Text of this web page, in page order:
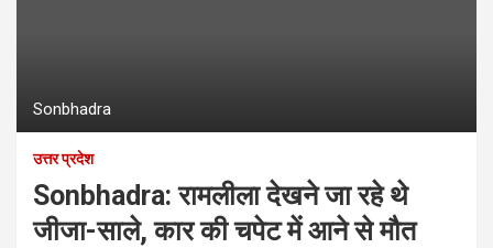
Sonbhadra
उत्तर प्रदेश
Sonbhadra: रामलीला देखने जा रहे थे
जीजा-साले, कार की चपेट में आने से मौत